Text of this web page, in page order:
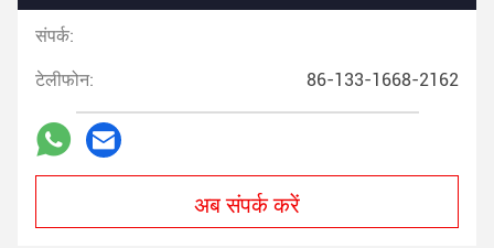
संपर्क:
टेलीफोन: 86-133-1668-2162
अब संपर्क करें